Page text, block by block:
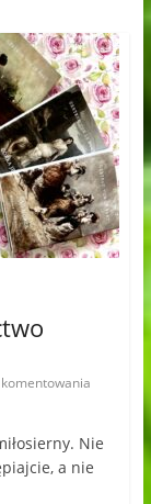
Nie
a nie